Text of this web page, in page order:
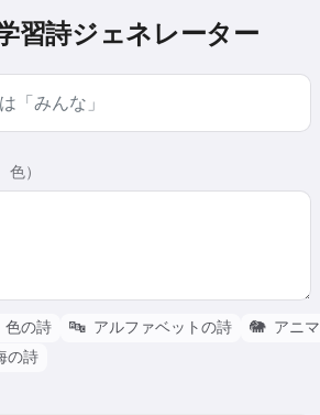
習詩ジェネレーター
）
色の詩 🔤 アルファベットの詩 🐘 アニ
の詩